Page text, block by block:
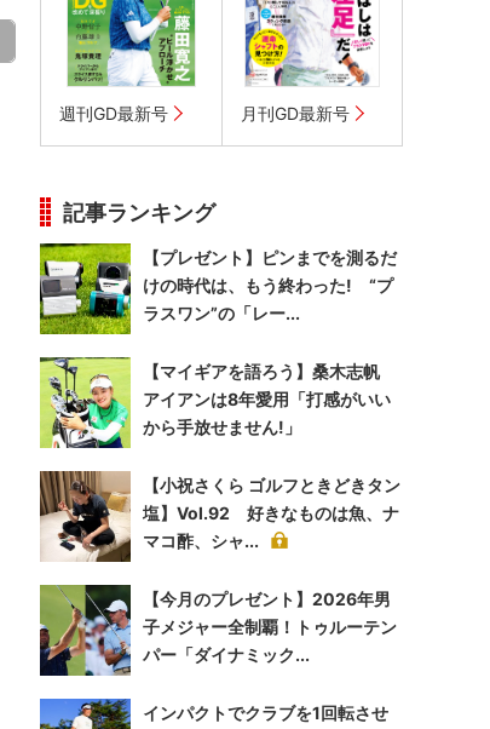
週刊GD最新号 月刊GD最新号
記事ランキング
【プレゼント】ピンまでを測るだ
けの時代は、もう終わった! “プ
ラスワン”の「レー...
【マイギアを語ろう】桑木志帆
アイアンは8年愛用「打感がいい
から手放せません!」
【小祝さくら ゴルフときどきタン
塩】Vol.92 好きなものは魚、ナ
マコ酢、シャ...
【今月のプレゼント】2026年男
子メジャー全制覇！トゥルーテン
パー「ダイナミック...
インパクトでクラブを1回転させ